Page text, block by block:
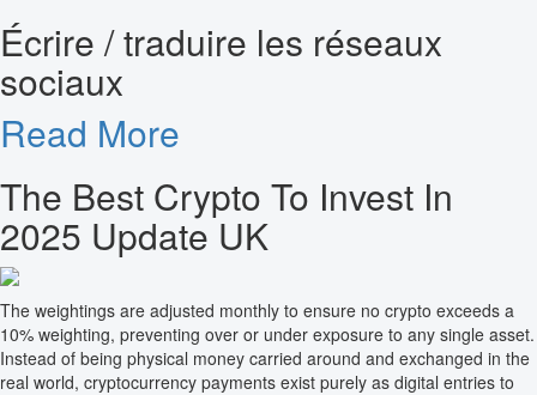
Écrire / traduire les réseaux
sociaux
Read More
The Best Crypto To Invest In
2025 Update UK
The weightings are adjusted monthly to ensure no crypto exceeds a
10% weighting, preventing over or under exposure to any single asset.
Instead of being physical money carried around and exchanged in the
real world, cryptocurrency payments exist purely as digital entries to